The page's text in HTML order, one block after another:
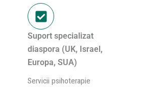
Suport specializat
diaspora (UK, Israel,
Europa, SUA)
Servicii psihoterapie